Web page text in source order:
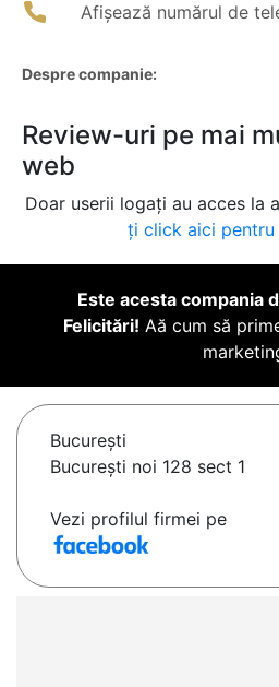
Afișează numărul de
Despre companie:
Review-uri pe mai
web
Doar userii logați au acces la
ți click aici pentru
Este acesta compania
Felicitări! Aă cum să
Bucureşti
București noi 128 sect 1
Vezi profilul firmei pe